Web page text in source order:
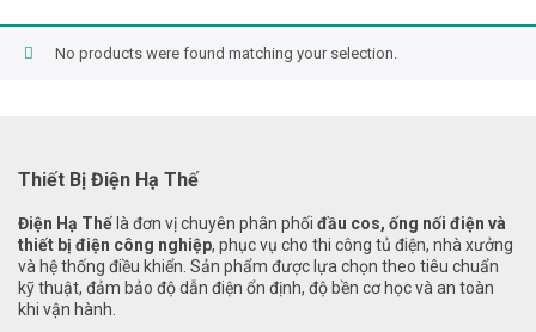
No products were found matching your selection.
Thiết Bị Điện Hạ Thế
Điện Hạ Thế là đơn vị chuyên phân phối đầu cos, ống nối điện và
thiết bị điện công nghiệp, phục vụ cho thi công tủ điện, nhà xưởng
và hệ thống điều khiển. Sản phẩm được lựa chọn theo tiêu chuẩn
kỹ thuật, đảm bảo độ dẫn điện ổn định, độ bền cơ học và an toàn
khi vận hành.